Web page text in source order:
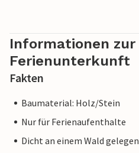
Informationen zur
Ferienunterkunft
Fakten
Baumaterial: Holz/Stein
Nur für Ferienaufenthalte
Dicht an einem Wald gelegen